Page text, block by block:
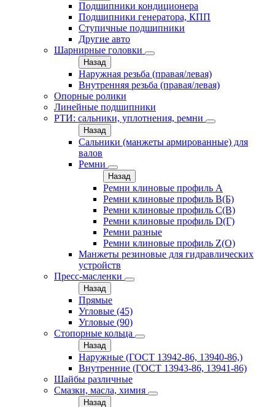
Подшипники кондиционера
Подшипники генератора, КПП
Ступичные подшипники
Другие авто
Шарнирные головки
Назад
Наружная резьба (правая/левая)
Внутренняя резьба (правая/левая)
Опорные ролики
Линейные подшипники
РТИ: сальники, уплотнения, ремни
Назад
Сальники (манжеты армированные) для
валов
Ремни
Назад
Ремни клиновые профиль A
Ремни клиновые профиль B(Б)
Ремни клиновые профиль C(В)
Ремни клиновые профиль D(Г)
Ремни разные
Ремни клиновые профиль Z(О)
Манжеты резиновые для гидравлических
устройств
Пресс-масленки
Назад
Прямые
Угловые (45)
Угловые (90)
Стопорные кольца
Назад
Наружные (ГОСТ 13942-86, 13940-86,)
Внутренние (ГОСТ 13943-86, 13941-86)
Шайбы различные
Смазки, масла, химия
Назад